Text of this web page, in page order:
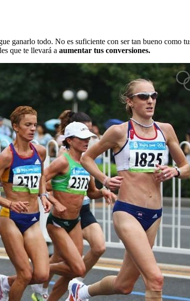
ganarlo todo. No es suficiente con ser tan bueno como
que te llevará a aumentar tus conversiones.